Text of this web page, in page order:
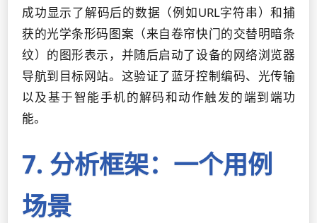
成功显示了解码后的数据（例如URL字符串）和捕
获的光学条形码图案（来自卷帘快门的交替明暗条
纹）的图形表示，并随后启动了设备的网络浏览器
导航到目标网站。这验证了蓝牙控制编码、光传输
以及基于智能手机的解码和动作触发的端到端功
能。
7. 分析框架：一个用例
场景